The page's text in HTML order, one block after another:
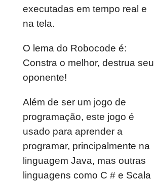
executadas em tempo real e
na tela.
O lema do Robocode é:
Constra o melhor, destrua seu
oponente!
Além de ser um jogo de
programação, este jogo é
usado para aprender a
programar, principalmente na
linguagem Java, mas outras
linguagens como C # e Scala